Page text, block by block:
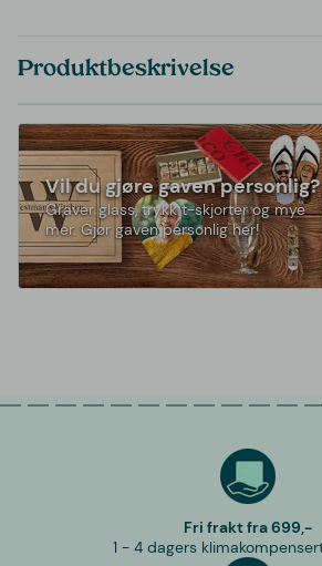
Produktbeskrivelse
Vil du gjøre gaven personlig?
Graver glass, trykk t-skjorter og mye
mer. Gjør gaven personlig her!
Fri frakt fra 699,-
1 - 4 dagers